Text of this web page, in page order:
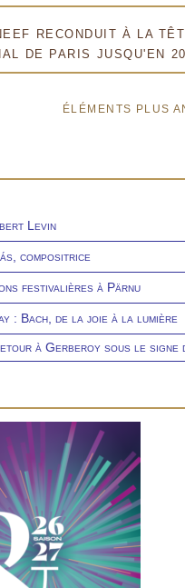
RECONDUIT À LA
DE PARIS JUSQU'EN
ÉLÉMENTS PLUS
Levin
compositrice
festivalières à Pärnu
: Bach, de la joie à la lumière
à Gerberoy sous le signe